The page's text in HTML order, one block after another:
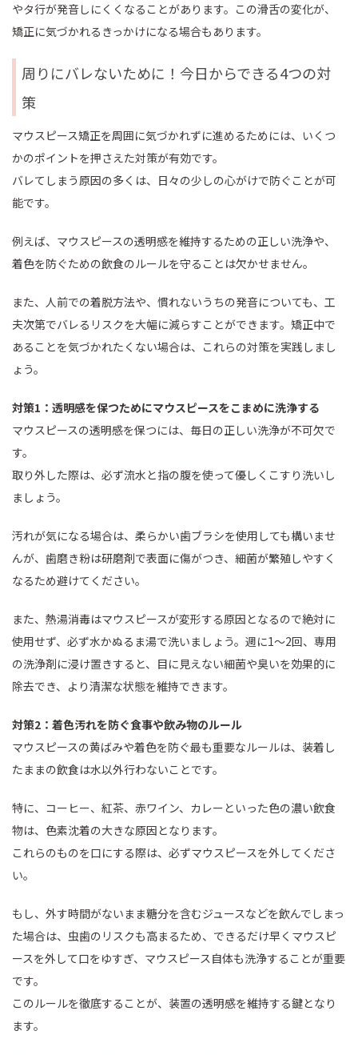
やタ行が発音しにくくなることがあります。この滑舌の変化が、
矯正に気づかれるきっかけになる場合もあります。
周りにバレないために！今日からできる4つの対
策
マウスピース矯正を周囲に気づかれずに進めるためには、いくつ
かのポイントを押さえた対策が有効です。
バレてしまう原因の多くは、日々の少しの心がけで防ぐことが可
能です。
例えば、マウスピースの透明感を維持するための正しい洗浄や、
着色を防ぐための飲食のルールを守ることは欠かせません。
また、人前での着脱方法や、慣れないうちの発音についても、工
夫次第でバレるリスクを大幅に減らすことができます。矯正中で
あることを気づかれたくない場合は、これらの対策を実践しまし
ょう。
対策1：透明感を保つためにマウスピースをこまめに洗浄する
マウスピースの透明感を保つには、毎日の正しい洗浄が不可欠で
す。
取り外した際は、必ず流水と指の腹を使って優しくこすり洗いし
ましょう。
汚れが気になる場合は、柔らかい歯ブラシを使用しても構いませ
んが、歯磨き粉は研磨剤で表面に傷がつき、細菌が繁殖しやすく
なるため避けてください。
また、熱湯消毒はマウスピースが変形する原因となるので絶対に
使用せず、必ず水かぬるま湯で洗いましょう。週に1〜2回、専用
の洗浄剤に浸け置きすると、目に見えない細菌や臭いを効果的に
除去でき、より清潔な状態を維持できます。
対策2：着色汚れを防ぐ食事や飲み物のルール
マウスピースの黄ばみや着色を防ぐ最も重要なルールは、装着し
たままの飲食は水以外行わないことです。
特に、コーヒー、紅茶、赤ワイン、カレーといった色の濃い飲食
物は、色素沈着の大きな原因となります。
これらのものを口にする際は、必ずマウスピースを外してくださ
い。
もし、外す時間がないまま糖分を含むジュースなどを飲んでしまっ
た場合は、虫歯のリスクも高まるため、できるだけ早くマウスピ
ースを外して口をゆすぎ、マウスピース自体も洗浄することが重要
です。
このルールを徹底することが、装置の透明感を維持する鍵となり
ます。